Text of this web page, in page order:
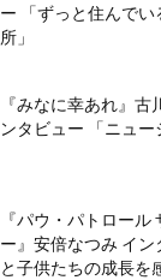
ー 「ずっと住んで
所」
『みなに幸あれ』
ンタビュー 「ニュー
『パウ・パトロー
ー』安倍なつみ イン
と子供たちの成長を